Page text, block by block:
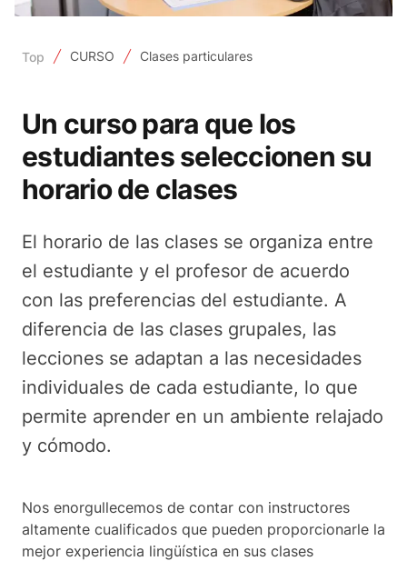
Top CURSO Clases particulares
Un curso para que los
estudiantes seleccionen su
horario de clases
El horario de las clases se organiza entre
el estudiante y el profesor de acuerdo
con las preferencias del estudiante. A
diferencia de las clases grupales, las
lecciones se adaptan a las necesidades
individuales de cada estudiante, lo que
permite aprender en un ambiente relajado
y cómodo.
Nos enorgullecemos de contar con instructores
altamente cualificados que pueden proporcionarle la
mejor experiencia lingüística en sus clases